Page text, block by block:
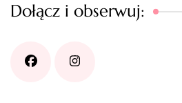
Dołącz i obserwuj: